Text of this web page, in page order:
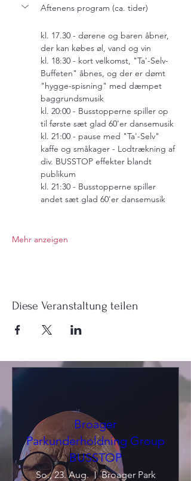
Aftenens program (ca. tider)
kl. 17.30 - dørene og baren åbner,
der kan købes øl, vand og vin
kl. 18:30 - kort velkomst, "Ta'-Selv-
Buffeten" åbnes, og der er dømt
"hygge-spisning" med dæmpet
baggrundsmusik
kl. 20:00 - Busstopperne spiller op
til første sæt glad 60'er dansemusik
kl. 21:00 - pause med "Ta'-Selv"
kaffe og småkager - Lodtrækning af
div. BUSSTOP effekter blandt
publikum
kl. 21:30 - Busstopperne spiller
andet sæt glad 60'er dansemusik
Mehr anzeigen
Diese Veranstaltung teilen
Broager
Parkunderholdning Group
BUSSTOP
So., 23. Aug. Broager Park